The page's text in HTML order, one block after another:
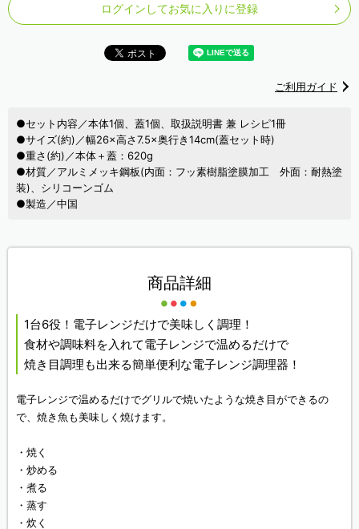
ログインしてお気に入りに登録
ご利用ガイド
●セット内容／本体1個、蓋1個、取扱説明書 兼 レシピ1冊
●サイズ(約)／幅26×高さ7.5×奥行き14cm(蓋セット時)
●重さ(約)／本体＋蓋：620g
●材質／アルミメッキ鋼板(内面：フッ素樹脂塗膜加工 外面：耐熱塗
装)、シリコーンゴム
●製造／中国
商品詳細
1台6役！電子レンジだけで美味しく調理！
食材や調味料を入れて電子レンジで温めるだけで
焼き目調理も出来る簡単便利な電子レンジ調理器！
電子レンジで温めるだけでグリルで焼いたような焼き目ができるの
で、焼き魚も美味しく焼けます。
・焼く
・炒める
・煮る
・蒸す
・炊く